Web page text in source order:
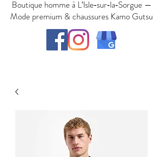
Boutique homme à L’Isle‑sur‑la‑Sorgue —
Mode premium & chaussures Kamo Gutsu